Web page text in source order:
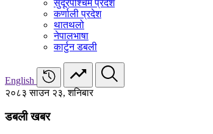
सुदूरपश्चिम प्रदेश
कर्णाली प्रदेश
थातथलो
नेपालभाषा
कार्टुन डबली
English
२०८३ साउन २३, शनिबार
डबली खबर